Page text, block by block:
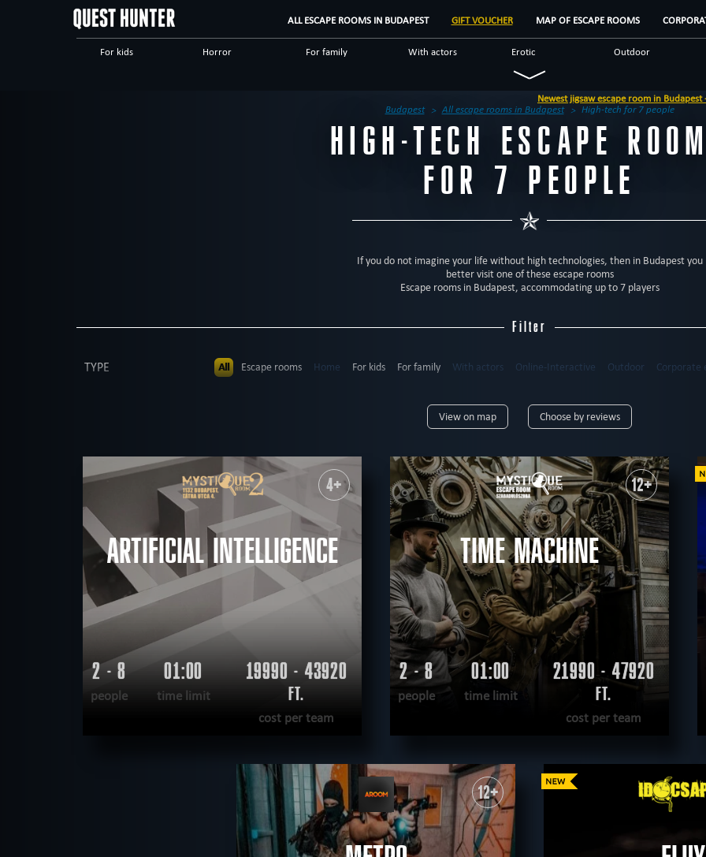
ALL ESCAPE ROOMS IN BUDAPEST GIFT VOUCHER MAP OF ESCAPE ROOMS
For kids Horror For family With actors Erotic Outdoor
Mystical
Fantasy Unusual Scientific
Escape rooms Brands Reviews
Newest jigsaw escape room in Budapest - 'Jigsaw, enconter
Budapest All escape rooms in Budapest High-tech for 7 people
HIGH-TECH ESCAPE
FOR 7 PEOPLE
If you do not imagine your life without high technologies, then in Budapest you
better visit one of these escape rooms
Escape rooms in Budapest, accommodating up to 7 players
Filter
TYPE All Escape rooms Home For kids For family With actors Online-Interactive Outdoor
Corporate
14+ 16+ 18+
THEME mysterious Kids party mysterious horror high-tech erotic extremely difficult
adventurous
military
mystical detective sci-fi teamwork logical virtual reality historical fantasy
scary
technological according to the movie steampunk romantic
View on map Choose by reviews
4+
ARTIFICIAL INTELLIGENCE
2 - 8
people
01:00
time limit
19990 - 43920
FT.
cost per team
COMPLETED
12+
TIME MACHINE
2 - 8
people
01:00
time limit
21990 - 47920
FT.
cost per team
WANT TO ESCAPE COMPLETED
12+